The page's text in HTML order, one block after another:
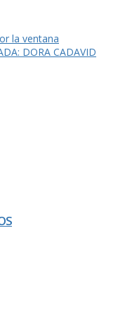
la ventana
DORA CADAVID